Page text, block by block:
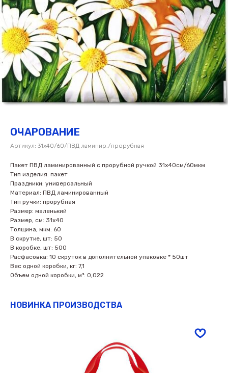
ОЧАРОВАНИЕ
Артикул: 31х40/60/ПВД ламинир./прорубная
Пакет ПВД ламинированный с прорубной ручкой 31х40см/60мкм
Тип изделия: пакет
Праздники: универсальный
Материал: ПВД ламинированный
Тип ручки: прорубная
Размер: маленький
Размер, см: 31х40
Толщина, мкм: 60
В скрутке, шт: 50
В коробке, шт: 500
Расфасовка: 10 скруток в дополнительной упаковке * 50шт
Вес одной коробки, кг: 7,1
Объем одной коробки, м³: 0,022
НОВИНКА ПРОИЗВОДСТВА